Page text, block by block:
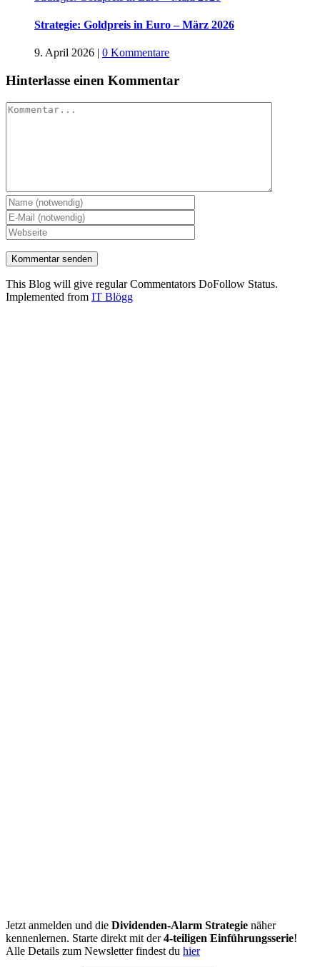
Strategie: Goldpreis in Euro – März 2026
9. April 2026 | 0 Kommentare
Hinterlasse einen Kommentar
Kommentar
This Blog will give regular Commentators DoFollow Status.
Implemented from IT Blögg
Jetzt anmelden und die Dividenden-Alarm Strategie näher
kennenlernen. Starte direkt mit der4-teiligen Einführungsserie!
Alle Details zum Newsletter findest du hier